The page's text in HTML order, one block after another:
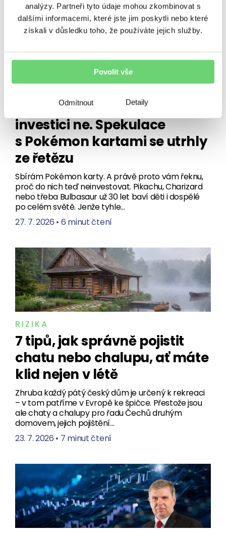
Detaily
analýzy. Partneři tyto údaje mohou zkombinovat s
dalšími informacemi, které jste jim poskytli nebo které
získali v důsledku toho, že používáte jejich služby.
Povolit vše
Odmítnout
Chytit je všechny? Jako
investici ne. Spekulace
s Pokémon kartami se utrhly
ze řetězu
Sbírám Pokémon karty. A právě proto vám řeknu,
proč do nich teď neinvestovat. Pikachu, Charizard
nebo třeba Bulbasaur už 30 let baví děti i dospělé
po celém světě. Jenže tyhle…
27. 7. 2026 • 6 minut čtení
RIZIKA
7 tipů, jak správně pojistit
chatu nebo chalupu, ať máte
klid nejen v létě
Zhruba každý pátý český dům je určený k rekreaci
– v tom patříme v Evropě ke špičce. Přestože jsou
ale chaty a chalupy pro řadu Čechů druhým
domovem, jejich pojištění…
23. 7. 2026 • 7 minut čtení